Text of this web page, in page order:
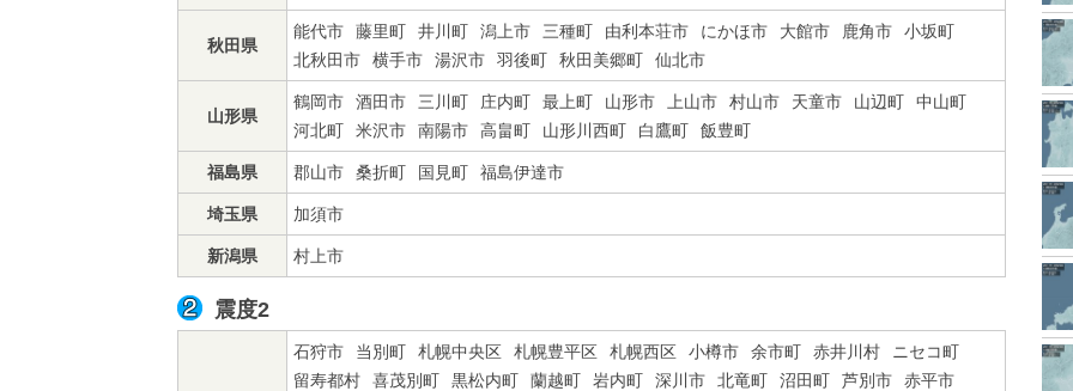
秋田県
能代市 藤里町 井川町 潟上市 三種町 由利本荘市 にかほ市 大館市 鹿角市
小坂町
北秋田市
横手市 湯沢市 羽後町 秋田美郷町 仙北市
山形県
鶴岡市 酒田市 三川町 庄内町 最上町 山形市 上山市 村山市 天童市 山辺町
中山町
河北町
米沢市 南陽市 高畠町 山形川西町 白鷹町 飯豊町
福島県 郡山市 桑折町 国見町 福島伊達市
埼玉県 加須市
新潟県 村上市
震度2
石狩市 当別町 札幌中央区 札幌豊平区 札幌西区 小樽市 余市町 赤井川村
ニセコ町
留寿都村
喜茂別町 黒松内町 蘭越町 岩内町 深川市 北竜町 沼田町 芦別市
赤平市